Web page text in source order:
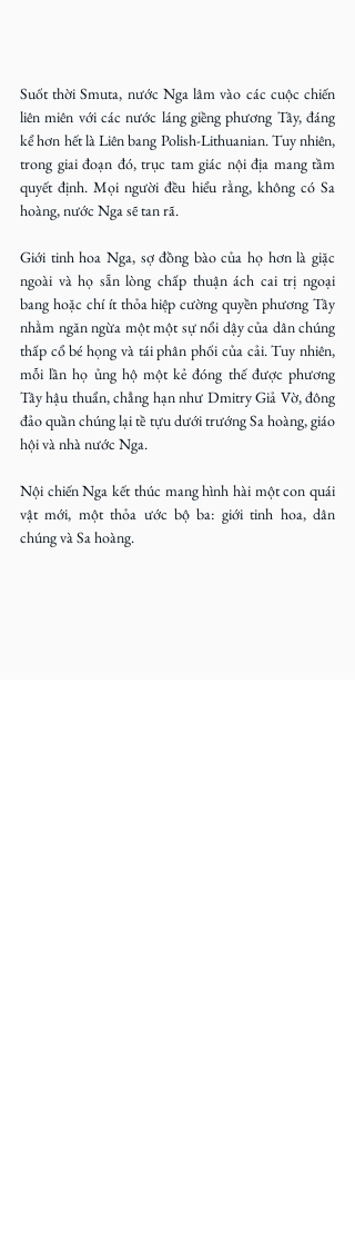
Suốt thời Smuta, nước Nga lâm vào các cuộc chiến
liên miên với các nước láng giềng phương Tây, đáng
kể hơn hết là Liên bang Polish-Lithuanian. Tuy nhiên,
trong giai đoạn đó, trục tam giác nội địa mang tầm
quyết định. Mọi người đều hiểu rằng, không có Sa
hoàng, nước Nga sẽ tan rã.
Giới tinh hoa Nga, sợ đồng bào của họ hơn là giặc
ngoài và họ sẵn lòng chấp thuận ách cai trị ngoại
bang hoặc chí ít thỏa hiệp cường quyền phương Tây
nhằm ngăn ngừa một một sự nổi dậy của dân chúng
thấp cổ bé họng và tái phân phối của cải. Tuy nhiên,
mỗi lần họ ủng hộ một kẻ đóng thế được phương
Tây hậu thuẩn, chẳng hạn như Dmitry Giả Vờ, đông
đảo quần chúng lại tề tựu dưới trướng Sa hoàng, giáo
hội và nhà nước Nga.
Nội chiến Nga kết thúc mang hình hài một con quái
vật mới, một thỏa ước bộ ba: giới tinh hoa, dân
chúng và Sa hoàng.